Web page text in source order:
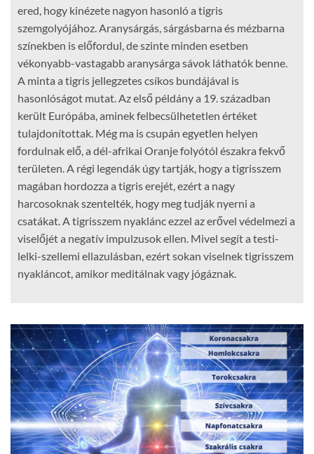
ered, hogy kinézete nagyon hasonló a tigris
szemgolyójához. Aranysárgás, sárgásbarna és mézbarna
színekben is előfordul, de szinte minden esetben
vékonyabb-vastagabb aranysárga sávok láthatók benne.
A minta a tigris jellegzetes csíkos bundájával is
hasonlóságot mutat. Az első példány a 19. században
került Európába, aminek felbecsülhetetlen értéket
tulajdonítottak. Még ma is csupán egyetlen helyen
fordulnak elő, a dél-afrikai Oranje folyótól északra fekvő
területen. A régi legendák úgy tartják, hogy a tigrisszem
magában hordozza a tigris erejét, ezért a nagy
harcosoknak szentelték, hogy meg tudják nyerni a
csatákat. A tigrisszem nyaklánc ezzel az erővel védelmezi a
viselőjét a negatív impulzusok ellen. Mivel segít a testi-
lelki-szellemi ellazulásban, ezért sokan viselnek tigrisszem
nyakláncot, amikor meditálnak vagy jógáznak.